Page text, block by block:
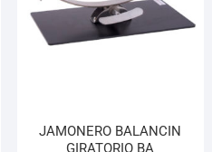
JAMONERO BALANCIN
GIRATORIO BA